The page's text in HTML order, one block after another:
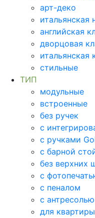
арт-деко
итальянская
английская
дворцовая
итальянская
стильные
ТИП
модульные
встроенные
без ручек
с
с ручками
с барной
без верхних
с
с пеналом
с антресолью
для